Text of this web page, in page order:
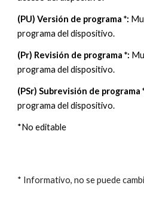
(PU) Versión de programa *:
programa del dispositivo.
(Pr) Revisión de programa *:
programa del dispositivo.
(PSr) Subrevisión de programa
programa del dispositivo.
*No editable
* Informativo, no se puede